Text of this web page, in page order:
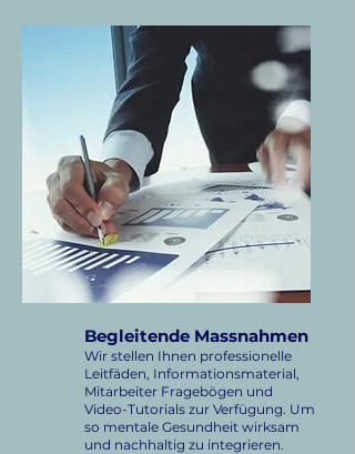
Begleitende Massnahmen
Wir stellen Ihnen professionelle
Leitfäden, Informationsmaterial,
Mitarbeiter Fragebögen und
Video-Tutorials zur Verfügung. Um
so mentale Gesundheit wirksam
und nachhaltig zu integrieren.